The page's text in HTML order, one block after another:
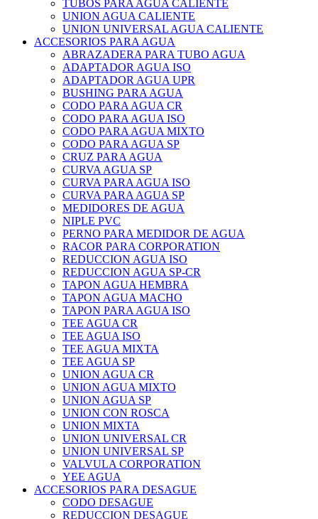
TUBOS PARA AGUA CALIENTE
UNION AGUA CALIENTE
UNION UNIVERSAL AGUA CALIENTE
ACCESORIOS PARA AGUA
ABRAZADERA PARA TUBO AGUA
ADAPTADOR AGUA ISO
ADAPTADOR AGUA UPR
BUSHING PARA AGUA
CODO PARA AGUA CR
CODO PARA AGUA ISO
CODO PARA AGUA MIXTO
CODO PARA AGUA SP
CRUZ PARA AGUA
CURVA AGUA SP
CURVA PARA AGUA ISO
CURVA PARA AGUA SP
MEDIDORES DE AGUA
NIPLE PVC
PERNO PARA MEDIDOR DE AGUA
RACOR PARA CORPORATION
REDUCCION AGUA ISO
REDUCCION AGUA SP-CR
TAPON AGUA HEMBRA
TAPON AGUA MACHO
TAPON PARA AGUA ISO
TEE AGUA CR
TEE AGUA ISO
TEE AGUA MIXTA
TEE AGUA SP
UNION AGUA CR
UNION AGUA MIXTO
UNION AGUA SP
UNION CON ROSCA
UNION MIXTA
UNION UNIVERSAL CR
UNION UNIVERSAL SP
VALVULA CORPORATION
YEE AGUA
ACCESORIOS PARA DESAGUE
CODO DESAGUE
REDUCCION DESAGUE